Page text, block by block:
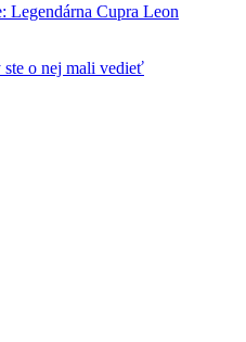
Legendárna Cupra Leon
ste o nej mali vedieť